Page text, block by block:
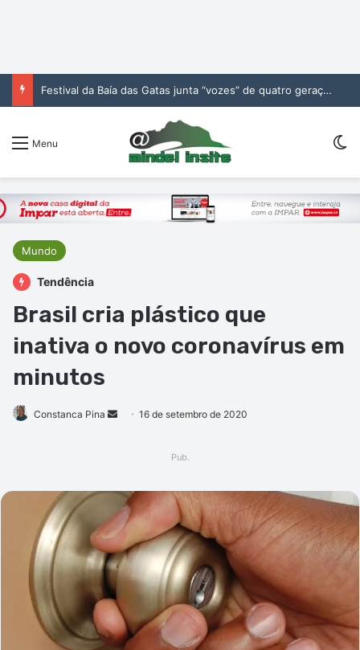
Festival da Baía das Gatas junta “vozes” de quatro gerações da música cabo-verdiana na segunda noite
Menu
Mundo
Tendência
Brasil cria plástico que
inativa o novo coronavírus em
minutos
Constanca Pina
Mande16 de setembro de 2020
Pub.